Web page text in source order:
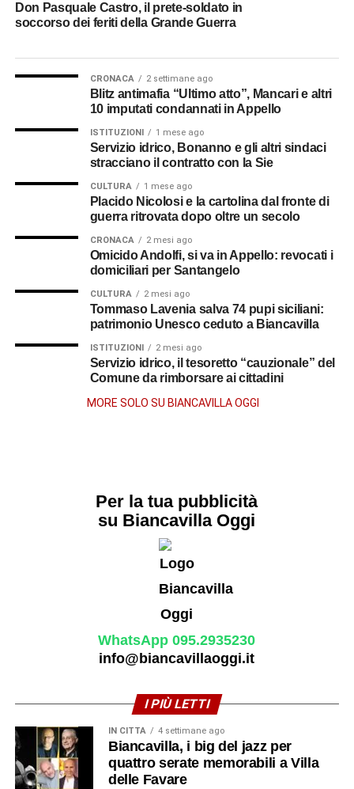
Don Pasquale Castro, il prete-soldato in
soccorso dei feriti della Grande Guerra
CRONACA 2 settimane ago
Blitz antimafia “Ultimo atto”, Mancari e altri
10 imputati condannati in Appello
ISTITUZIONI 1 mese ago
Servizio idrico, Bonanno e gli altri sindaci
stracciano il contratto con la Sie
CULTURA 1 mese ago
Placido Nicolosi e la cartolina dal fronte di
guerra ritrovata dopo oltre un secolo
CRONACA 2 mesi ago
Omicido Andolfi, si va in Appello: revocati i
domiciliari per Santangelo
CULTURA 2 mesi ago
Tommaso Lavenia salva 74 pupi siciliani:
patrimonio Unesco ceduto a Biancavilla
ISTITUZIONI 2 mesi ago
Servizio idrico, il tesoretto “cauzionale” del
Comune da rimborsare ai cittadini
MORE SOLO SU BIANCAVILLA OGGI
Per la tua pubblicità
su Biancavilla Oggi
WhatsApp 095.2935230
info@biancavillaoggi.it
I PIÙ LETTI
IN CITTÀ 4 settimane ago
Biancavilla, i big del jazz per
quattro serate memorabili a Villa
delle Favare